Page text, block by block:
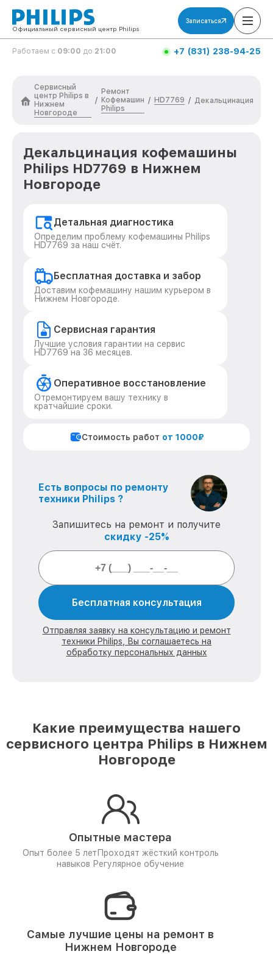
Официальный сервисный центр Philips
Записаться
Работаем с 09:00 до 21:00 +7 (831) 238-94-25
Сервисный
центр Philips в
Нижнем
Новгороде
/
Ремонт
Кофемашин
Philips
/ HD7769 / Декальцинация
Декальцинация кофемашины
Philips HD7769 в Нижнем
Новгороде
Детальная диагностика
Определим проблему кофемашины Philips
HD7769 за наш счёт.
Бесплатная доставка и забор
Доставим кофемашину нашим курьером в
Нижнем Новгороде.
Сервисная гарантия
Лучшие условия гарантии на сервис
HD7769 на 36 месяцев.
Оперативное восстановление
Отремонтируем вашу технику в
кратчайшие сроки.
Стоимость работ от 1000₽
Есть вопросы по ремонту
техники Philips ?
Запишитесь на ремонт и получите
скидку -25%
Бесплатная консультация
Отправляя заявку на консультацию и ремонт
техники Philips, Вы соглашаетесь на
обработку персональных данных
Какие преимущества нашего
сервисного центра Philips в Нижнем
Новгороде
Опытные мастера
Опыт более 5 лет Проходят жёсткий контроль
навыков Регулярное обучение
Самые лучшие цены на ремонт в
Нижнем Новгороде